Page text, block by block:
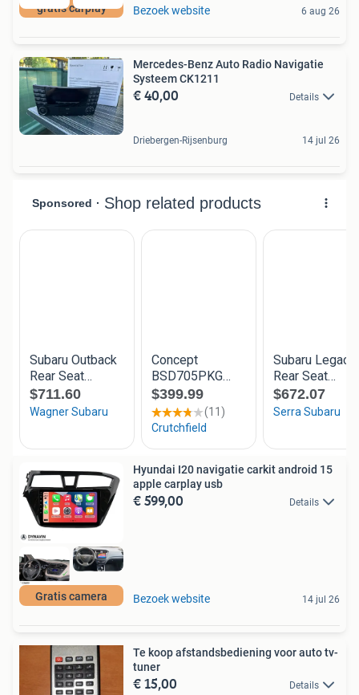
gratis carplay Bezoek website 6 aug 26
Mercedes-Benz Auto Radio Navigatie
Systeem CK1211
€ 40,00 Details
Driebergen-Rijsenburg 14 jul 26
Gratis camera
Hyundai I20 navigatie carkit android 15
apple carplay usb
€ 599,00 Details
Bezoek website 14 jul 26
Te koop afstandsbediening voor auto tv-
tuner
€ 15,00 Details